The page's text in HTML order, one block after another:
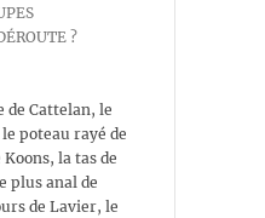
?
de Cattelan, le
poteau rayé de
la tas de
plus anal de
de Lavier, le